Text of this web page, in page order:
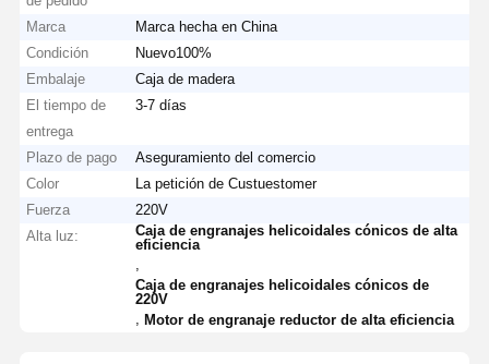
Productos Videos
Sobre
Marca
Marca hecha en China
Condición
Nuevo100%
Embalaje
Caja de madera
El tiempo de
entrega
3-7 días
Plazo de pago
Aseguramiento del comercio
Color
La petición de Custuestomer
Fuerza
220V
Alta luz:
Caja de engranajes helicoidales cónicos de alta
eficiencia
Caja de engranajes helicoidales cónicos de
220V
,Motor de engranaje reductor de alta eficiencia